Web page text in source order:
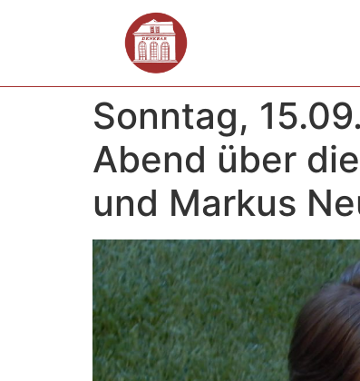
Sonntag,
Abend über
und Markus